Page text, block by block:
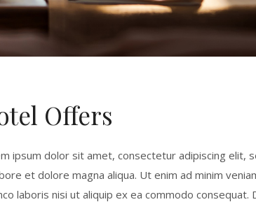
Offers
ipsum dolor sit amet, consectetur adipiscing elit,
et dolore magna aliqua. Ut enim ad minim
laboris nisi ut aliquip ex ea commodo consequat.